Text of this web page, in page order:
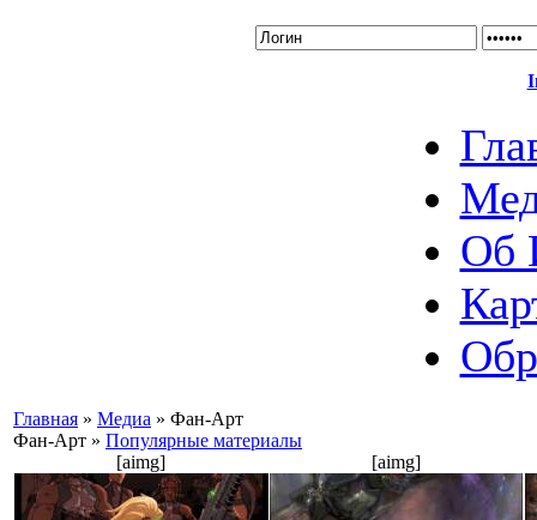
Об
Главная » Медиа » Фан-Арт
Фан-Арт » Популярные материалы
[aimg]
[aimg]